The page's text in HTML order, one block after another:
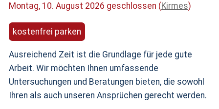
Montag, 10. August 2026 geschlossen (Kirmes)
kostenfrei parken
Ausreichend Zeit ist die Grundlage für jede gute
Arbeit. Wir möchten Ihnen umfassende
Untersuchungen und Beratungen bieten, die sowohl
Ihren als auch unseren Ansprüchen gerecht werden.